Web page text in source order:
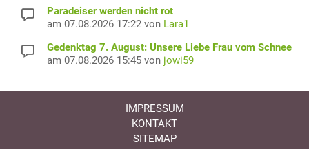
Paradeiser werden nicht rot
am 07.08.2026 17:22 von Lara1
Gedenktag 7. August: Unsere Liebe Frau vom Schnee
am 07.08.2026 15:45 von jowi59
IMPRESSUM
KONTAKT
SITEMAP